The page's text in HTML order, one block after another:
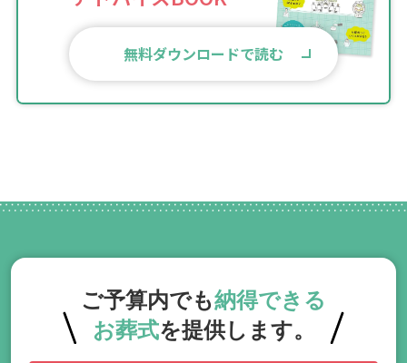
無料ダウンロードで読む
ご予算内でも納得できる
お葬式を提供します。